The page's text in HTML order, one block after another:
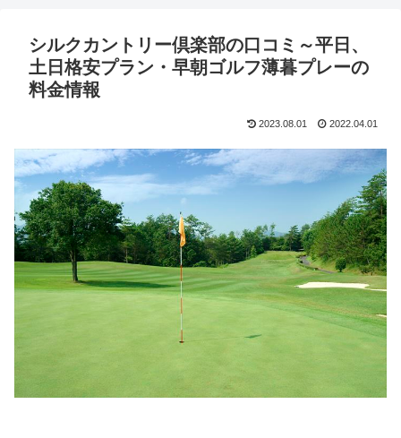
シルクカントリー倶楽部の口コミ～平日、
土日格安プラン・早朝ゴルフ薄暮プレーの
料金情報
2023.08.01 2022.04.01